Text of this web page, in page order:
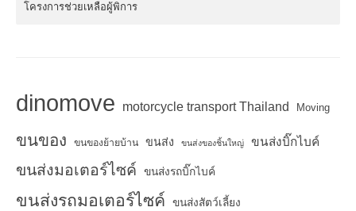
โครงการช่วยเหลือผู้พิการ
dinomove motorcycle transport Thailand Moving
ขนของ ขนของย้ายบ้าน ขนส่ง ขนส่งของชิ้นใหญ่ ขนส่งบิ๊กไบค์
ขนส่งมอเตอร์ไซค์ ขนส่งรถบิ๊กไบค์
ขนส่งรถมอเตอร์ไซค์ ขนส่งสัตว์เลี้ยง